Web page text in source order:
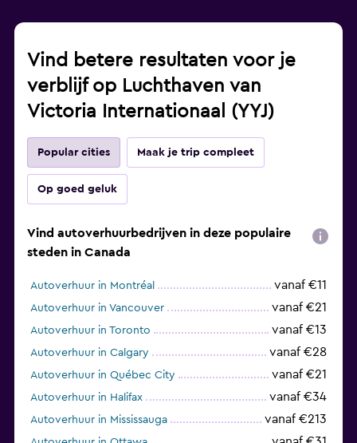
Vind betere resultaten voor je
verblijf op Luchthaven van
Victoria Internationaal (YYJ)
Popular cities Maak je trip compleet
Op goed geluk
Vind autoverhuurbedrijven in deze populaire
steden in Canada
Autoverhuur in Montréal vanaf €11
Autoverhuur in Vancouver vanaf €21
Autoverhuur in Toronto vanaf €13
Autoverhuur in Calgary vanaf €28
Autoverhuur in Québec City vanaf €21
Autoverhuur in Halifax vanaf €34
Autoverhuur in Mississauga vanaf €213